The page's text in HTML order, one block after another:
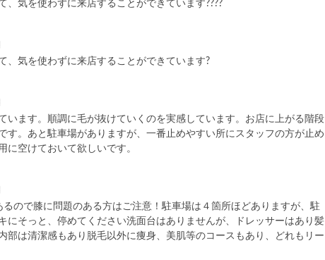
、気を使わずに来店することができています????
、気を使わずに来店することができています?
います。順調に毛が抜けていくのを実感しています。お店に上がる階段
す。あと駐車場がありますが、一番止めやすい所にスタッフの方が止め
に空けておいて欲しいです。
ので膝に問題のある方はご注意！駐車場は４箇所ほどありますが、駐
にそっと、停めてください洗面台はありませんが、ドレッサーはあり髪
部は清潔感もあり脱毛以外に痩身、美肌等のコースもあり、どれもリー